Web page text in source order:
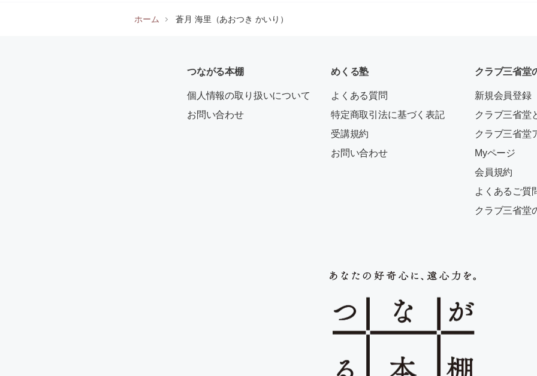
ホーム 蒼月 海里（あおつき かいり）
つながる本棚
個人情報の取り扱いについて
お問い合わせ
めくる塾
よくある質問
特定商取引法に基づく表記
受講規約
お問い合わせ
クラブ三省堂
新規会員登録
クラブ三省堂
クラブ三省堂
Myページ
会員規約
よくあるご質
クラブ三省堂